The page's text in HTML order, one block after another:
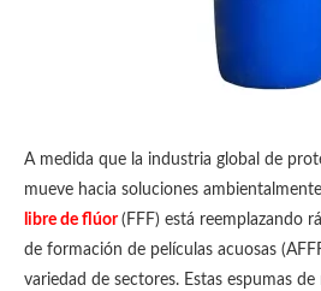
A medida que la industria global de
mueve hacia soluciones
libre de flúor(FFF) está reemplazando
de formación de películas acuosas
variedad de sectores. Estas espumas